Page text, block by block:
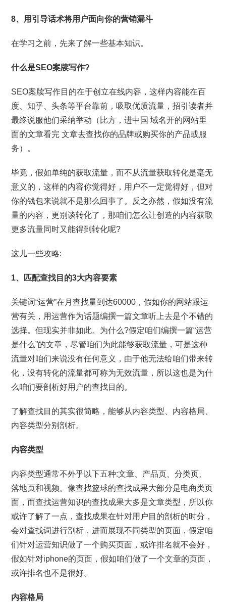
8、用引导话术将用户面向你的营销漏斗
在学习之前，先来了解一些基本知识。
什么是SEO案牍写作?
SEO案牍写作目的在于创立在线内容，这样内容能在百
度、知乎、头条等平台靠前，吸取优质流量，招引读者并
最终说服他们采纳举动（比方，进中国 域名开的网站里
面的文章看完 文章去查找你的品牌或购买你的产品或服
务）。
毕竟，假如单纯的获取流量，而不从流量获取转化是毫无
意义的，这样的内容你觉得好，用户不一定觉得好，但对
你的钱包来说就不是那么回事了。反之亦然，假如没有流
量的内容，更别谈转化了，那咱们怎么让创造的内容获取
更多流量同时又能得到转化呢?
这儿一些攻略:
1、匹配查找目的3大内容要素
关键词“运营”在月查找量到达60000，假如你的网站跟运
营有关，用运营作为话题编撰一篇文章听上去是个不错的
选择。但现实并非如此。为什么?假定咱们编撰一篇“运营
是什么”的文章，尽管咱们为此能够获取流量，可是这种
流量对咱们来说没有任何意义，由于他无法给咱们带来转
化，没有转化的流量都可称为无效流量，所以这也是为什
么咱们要剖析好用户的查找目的。
了解查找目的其实很简略，能够从内容类型、内容格局、
内容类型分别剖析。
内容类型
内容类型通常不外乎以下五种:文章、产品页、分类页、
落地页和视频。像查找篮球的查找成果大部分是电商类页
面，而查找运营知识的查找成果大多是文章类型，所以你
或许了解了一点，查找成果在针对用户目的剖析的时分，
会对查找词进行剖析，进而展现不同类型的页面，假定咱
们针对运营知识做了一个购买页面，或许排名就不会好，
假如针对iphone的页面，假如咱们做了一个文章的页面，
或许排名也不是很好。
内容格局